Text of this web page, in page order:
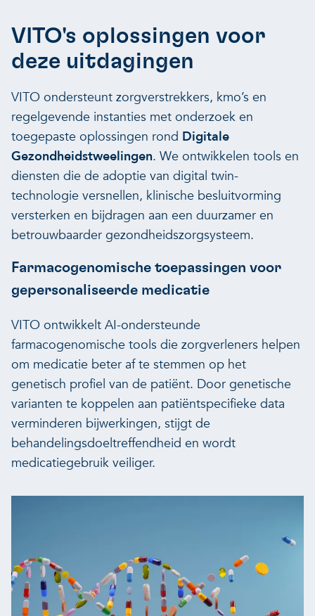
VITO's oplossingen voor
deze uitdagingen
VITO ondersteunt zorgverstrekkers, kmo’s en
regelgevende instanties met onderzoek en
toegepaste oplossingen rond Digitale
Gezondheidstweelingen. We ontwikkelen tools en
diensten die de adoptie van digital twin-
technologie versnellen, klinische besluitvorming
versterken en bijdragen aan een duurzamer en
betrouwbaarder gezondheidszorgsysteem.
Farmacogenomische toepassingen voor
gepersonaliseerde medicatie
VITO ontwikkelt AI-ondersteunde
farmacogenomische tools die zorgverleners helpen
om medicatie beter af te stemmen op het
genetisch profiel van de patiënt. Door genetische
varianten te koppelen aan patiëntspecifieke data
verminderen bijwerkingen, stijgt de
behandelingsdoeltreffendheid en wordt
medicatiegebruik veiliger.